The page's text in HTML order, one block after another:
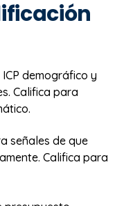
demográfico y
Califica para
señales de que
Califica para